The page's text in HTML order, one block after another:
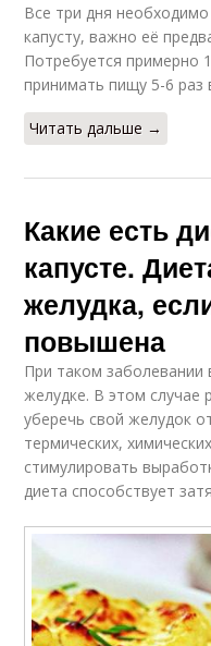
Все три дня
капусту, важно её
Потребуется примерно
принимать пищу 5-6 раз
Читать дальше →
Какие есть
капусте.
желудка,
повышена
При таком заболевании
желудке. В этом случае
уберечь свой желудок
термических,
стимулировать
диета способствует